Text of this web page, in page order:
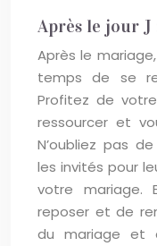
Après le jour
Après le
temps de se
Profitez de
ressourcer et
N’oubliez pas
les invités pour
votre mariage.
reposer et de
du mariage et